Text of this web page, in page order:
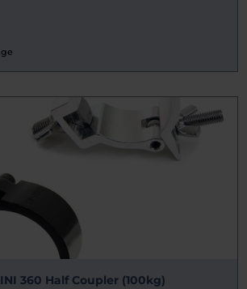
360 Half Coupler (100kg)